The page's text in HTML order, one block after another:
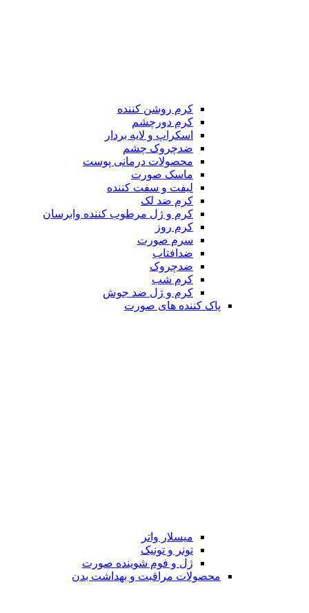
کرم روشن کننده
کرم دورچشم
اسکراپ و لایه بردار
ضدچروک چشم
محصولات درمانی پوست
ماسک صورت
لیفت و سفت کننده
کرم ضد لک
کرم و ژل مرطوب کننده وابرسان
کرم روز
سرم صورت
ضدافتاب
ضدچروک
کرم شب
کرم و ژل ضد جوش
پاک کننده های صورت
میسلار واتر
تونر و تونیک
ژل و فوم شوینده صورت
محصولات مراقبت و بهداشت بدن